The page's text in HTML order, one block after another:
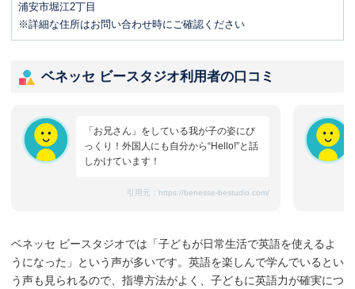
浦安市堀江2丁目
※詳細な住所はお問い合わせ時にご確認ください
ベネッセ ビースタジオ利用者の口コミ
「お兄さん」をしている我が子の姿にび
っくり！外国人にも自分から“Hello!”と話
しかけています！
引用元： https://benesse-bestudio.com/
ベネッセ ビースタジオでは「子どもが日常生活で英語を使えるよ
うになった」という声が多いです。英語を楽しんで学んでいるとい
う声も見られるので、指導方法がよく、子どもに英語力が確実につ